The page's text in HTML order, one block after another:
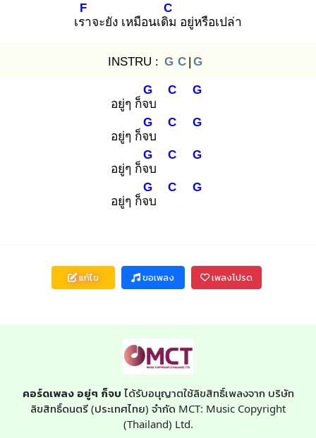
เรา
F
จะยัง เหมือนเดิม
C
อยู่หรือเปล่า
INSTRU : G C | G
อยู่ๆ ก็จบ
G C G
อยู่ๆ ก็จบ
G C G
อยู่ๆ ก็จบ
G C G
อยู่ๆ ก็จบ
G C G
แก้ไข ขอเพลง เพลงโปรด
คอร์ดเพลง อยู่ๆ ก็จบ ได้รับอนุญาตใช้ลิขสิทธิ์เพลงจาก บริษัท
ลิขสิทธิ์ดนตรี (ประเทศไทย) จำกัด MCT: Music Copyright
(Thailand) Ltd.